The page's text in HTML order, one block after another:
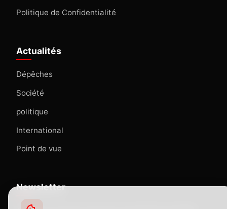
Politique de Confidentialité
Actualités
Dépêches
Société
politique
International
Point de vue
Newsletter